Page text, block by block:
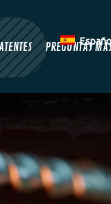
PREGUNTAS